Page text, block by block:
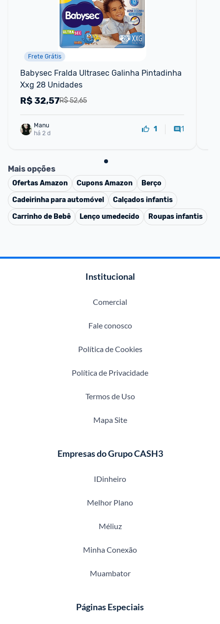
Frete Grátis
Babysec Fralda Ultrasec Galinha Pintadinha
Xxg 28 Unidades
R$ 52,65
R$32,57
Manu
há 2 d
1 1
Mais opções
OfertasAmazon CuponsAmazon
Berço
Cadeirinha para automóvel
Calçados infantis
Carrinho de Bebê
Lenço umedecido Roupas infantis
Institucional
Comercial
Fale conosco
Política de Cookies
Política de Privacidade
Termos de Uso
Mapa Site
Empresas do Grupo CASH3
IDinheiro
Melhor Plano
Méliuz
Minha Conexão
Muambator
Páginas Especiais